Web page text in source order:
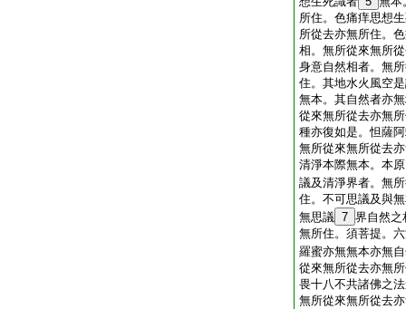
所住。色痛痒思想
所從去亦無所住。
相。無所從來無所
身意自然相者。無
住。其地水火風空
無本。其自然者亦
從來無所從去亦無
種亦復如是。怛薩
無所從來無所從去
清淨本際無本。本
議及清淨界者。無
住。不可思議及與
無思議 7 界自然之
無所住。須菩提。
羅蜜亦無無本亦無
從來無所從去亦無
畏十八不共諸佛之
無所從來無所從去